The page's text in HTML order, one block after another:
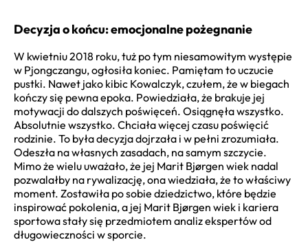
Decyzja o końcu: emocjonalne pożegnanie
W kwietniu 2018 roku, tuż po tym niesamowitym występie
w Pjongczangu, ogłosiła koniec. Pamiętam to uczucie
pustki. Nawet jako kibic Kowalczyk, czułem, że w biegach
kończy się pewna epoka. Powiedziała, że brakuje jej
motywacji do dalszych poświęceń. Osiągnęła wszystko.
Absolutnie wszystko. Chciała więcej czasu poświęcić
rodzinie. To była decyzja dojrzała i w pełni zrozumiała.
Odeszła na własnych zasadach, na samym szczycie.
Mimo że wielu uważało, że jej Marit Bjørgen wiek nadal
pozwalałby na rywalizację, ona wiedziała, że to właściwy
moment. Zostawiła po sobie dziedzictwo, które będzie
inspirować pokolenia, a jej Marit Bjørgen wiek i kariera
sportowa stały się przedmiotem analiz ekspertów od
długowieczności w sporcie.